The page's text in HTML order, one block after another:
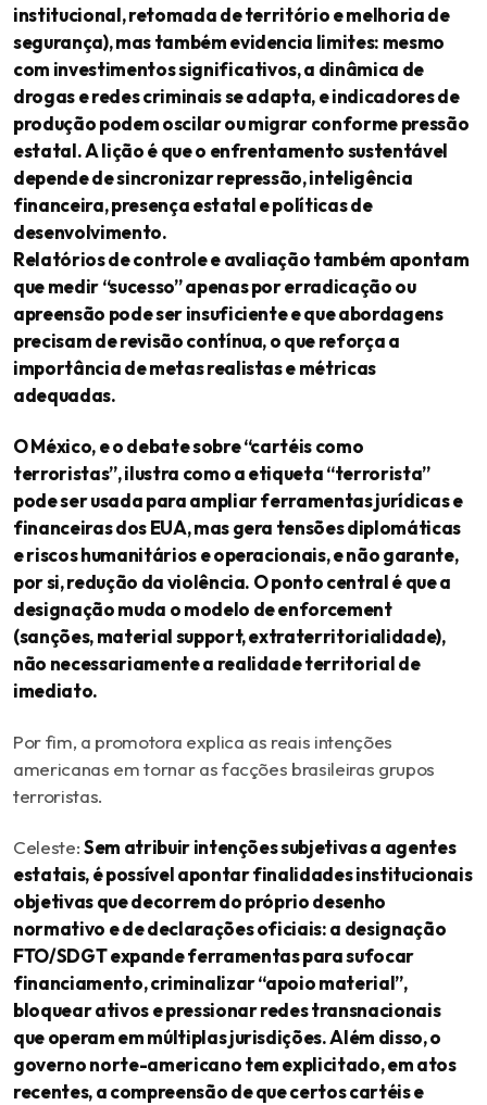
institucional, retomada de território e melhoria de
segurança), mas também evidencia limites: mesmo
com investimentos significativos, a dinâmica de
drogas e redes criminais se adapta, e indicadores de
produção podem oscilar ou migrar conforme pressão
estatal. A lição é que o enfrentamento sustentável
depende de sincronizar repressão, inteligência
financeira, presença estatal e políticas de
desenvolvimento.
Relatórios de controle e avaliação também apontam
que medir “sucesso” apenas por erradicação ou
apreensão pode ser insuficiente e que abordagens
precisam de revisão contínua, o que reforça a
importância de metas realistas e métricas
adequadas.
O México, e o debate sobre “cartéis como
terroristas”, ilustra como a etiqueta “terrorista”
pode ser usada para ampliar ferramentas jurídicas e
financeiras dos EUA, mas gera tensões diplomáticas
e riscos humanitários e operacionais, e não garante,
por si, redução da violência. O ponto central é que a
designação muda o modelo de enforcement
(sanções, material support, extraterritorialidade),
não necessariamente a realidade territorial de
imediato.
Por fim, a promotora explica as reais intenções
americanas em tornar as facções brasileiras grupos
terroristas.
Celeste:Sem atribuir intenções subjetivas a agentes
estatais, é possível apontar finalidades institucionais
objetivas que decorrem do próprio desenho
normativo e de declarações oficiais: a designação
FTO/SDGT expande ferramentas para sufocar
financiamento, criminalizar “apoio material”,
bloquear ativos e pressionar redes transnacionais
que operam em múltiplas jurisdições. Além disso, o
governo norte-americano tem explicitado, em atos
recentes, a compreensão de que certos cartéis e